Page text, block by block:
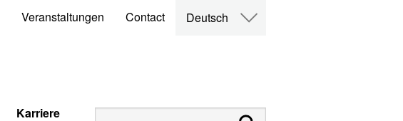
Veranstaltungen Contact Deutsch
Karriere